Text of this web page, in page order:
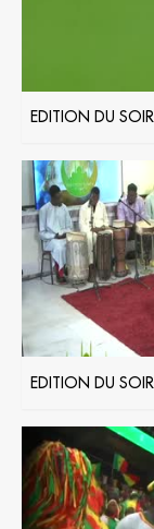
EDITION DU
EDITION DU